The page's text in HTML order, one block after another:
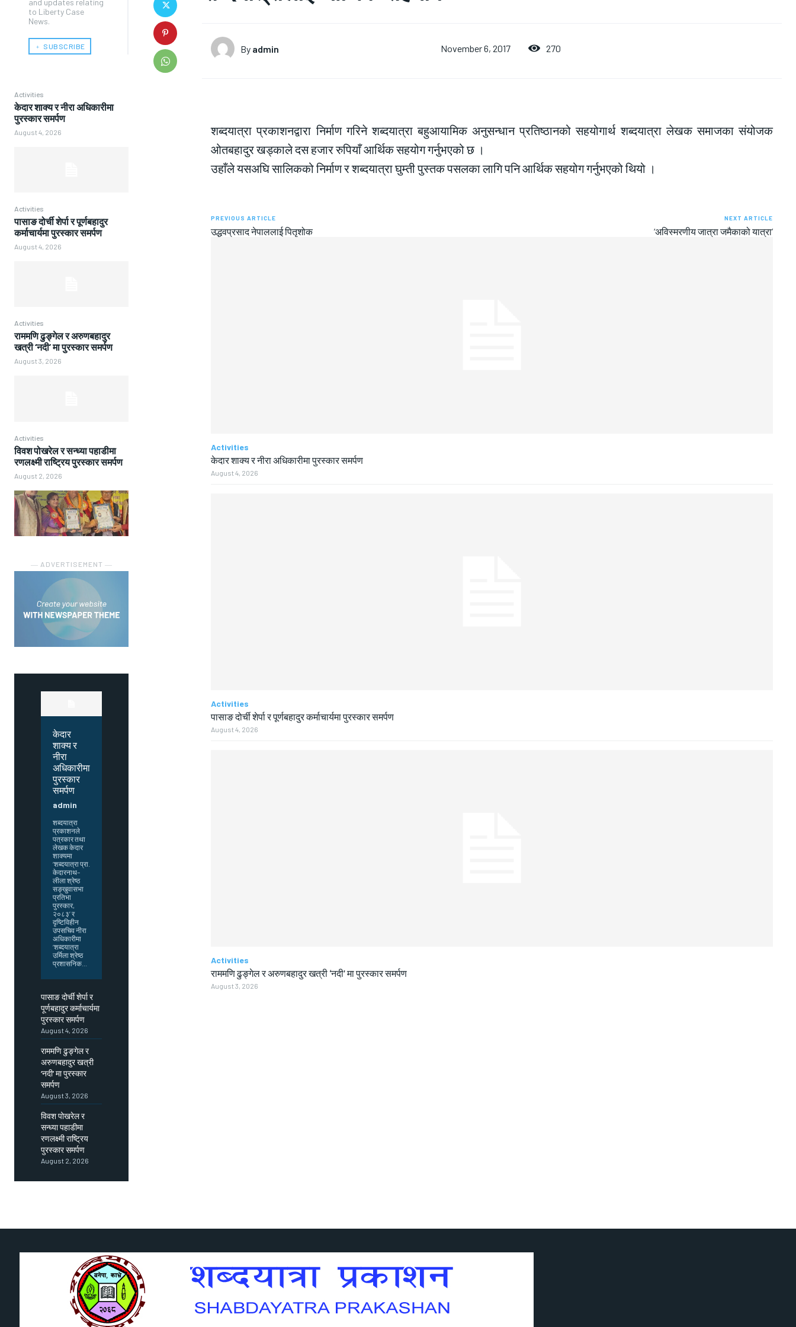
and updates relating
to Liberty Case
News.
﹢ SUBSCRIBE
Activities
केदार शाक्य र नीरा अधिकारीमा
पुरस्कार समर्पण
August 4, 2026
Activities
पासाङ दोर्ची शेर्पा र पूर्णबहादुर
कर्माचार्यमा पुरस्कार समर्पण
August 4, 2026
Activities
राममणि ढुङ्गेल र अरुणबहादुर
खत्री ‘नदी’ मा पुरस्कार समर्पण
August 3, 2026
Activities
विवश पोखरेल र सन्ध्या पहाडीमा
रणलक्ष्मी राष्ट्रिय पुरस्कार समर्पण
August 2, 2026
― ADVERTISEMENT ―
केदार
शाक्य र
नीरा
अधिकारीमा
पुरस्कार
समर्पण
admin
शब्दयात्रा
प्रकाशनले
पत्रकार तथा
लेखक केदार
शाक्यमा
‘शब्दयात्रा प्रा.
केदारनाथ–
लीला श्रेष्ठ
सङ्खुवासभा
प्रतिभा
पुरस्कार,
२०८३’ र
दृष्टिविहीन
उपसचिव नीरा
अधिकारीमा
‘शब्दयात्रा
उर्मिला श्रेष्ठ
प्रशासनिक...
पासाङ दोर्ची शेर्पा र
पूर्णबहादुर कर्माचार्यमा
पुरस्कार समर्पण
August 4, 2026
राममणि ढुङ्गेल र
अरुणबहादुर खत्री
‘नदी’ मा पुरस्कार
समर्पण
August 3, 2026
विवश पोखरेल र
सन्ध्या पहाडीमा
रणलक्ष्मी राष्ट्रिय
पुरस्कार समर्पण
August 2, 2026
By admin November 6, 2017 270
शब्दयात्रा प्रकाशनद्वारा निर्माण गरिने शब्दयात्रा बहुआयामिक अनुसन्धान प्रतिष्ठानको सहयोगार्थ शब्दयात्रा लेखक समाजका संयोजक
ओतबहादुर खड्काले दस हजार रुपियाँ आर्थिक सहयोग गर्नुभएको छ ।
उहाँले यसअघि सालिकको निर्माण र शब्दयात्रा घुम्ती पुस्तक पसलका लागि पनि आर्थिक सहयोग गर्नुभएको थियो ।
PREVIOUS ARTICLE
उद्धवप्रसाद नेपाललाई पितृशोक
NEXT ARTICLE
‘अविस्मरणीय जात्रा जमैकाको यात्रा’
Activities
केदार शाक्य र नीरा अधिकारीमा पुरस्कार समर्पण
August 4, 2026
Activities
पासाङ दोर्ची शेर्पा र पूर्णबहादुर कर्माचार्यमा पुरस्कार समर्पण
August 4, 2026
Activities
राममणि ढुङ्गेल र अरुणबहादुर खत्री ‘नदी’ मा पुरस्कार समर्पण
August 3, 2026